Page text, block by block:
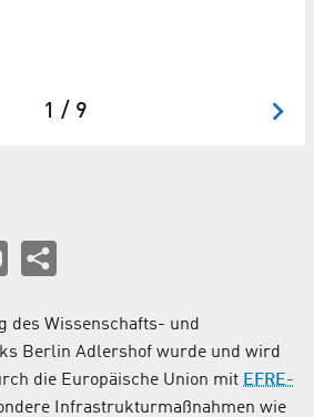
1 / 9
des Wissenschafts- und
Berlin Adlershof wurde und wird
die Europäische Union mit EFRE-
Infrastrukturmaßnahmen wie